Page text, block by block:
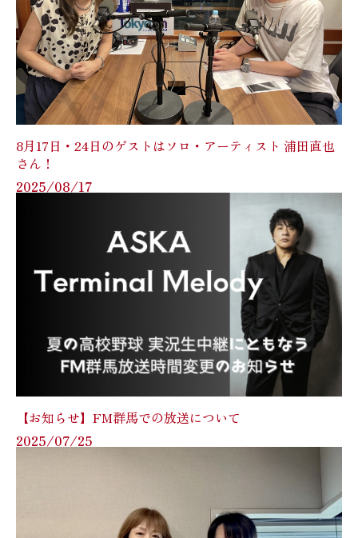
8月17日・24日のゲストはソロ・アーティスト 浦田直也
さん！
2025/08/17
【お知らせ】FM群馬での放送について
2025/07/25